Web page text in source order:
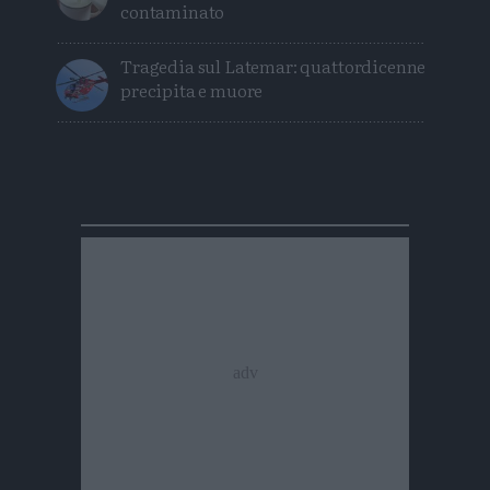
contaminato
Tragedia sul Latemar: quattordicenne
precipita e muore